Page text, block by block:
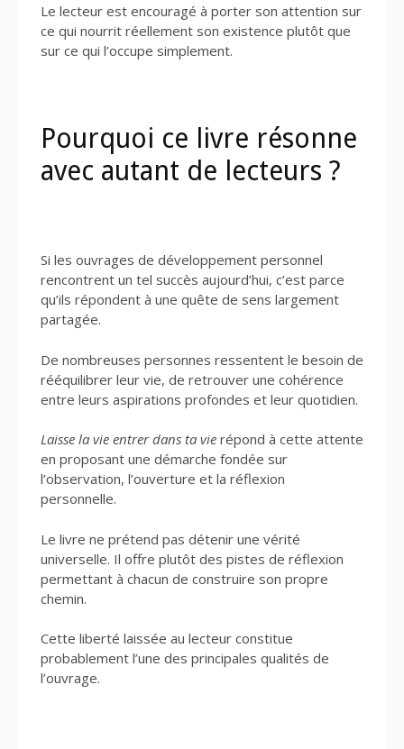
Le lecteur est encouragé à porter son attention sur
ce qui nourrit réellement son existence plutôt que
sur ce qui l’occupe simplement.
Pourquoi ce livre résonne
avec autant de lecteurs ?
Si les ouvrages de développement personnel
rencontrent un tel succès aujourd’hui, c’est parce
qu’ils répondent à une quête de sens largement
partagée.
De nombreuses personnes ressentent le besoin de
rééquilibrer leur vie, de retrouver une cohérence
entre leurs aspirations profondes et leur quotidien.
Laisse la vie entrer dans ta vie répond à cette attente
en proposant une démarche fondée sur
l’observation, l’ouverture et la réflexion
personnelle.
Le livre ne prétend pas détenir une vérité
universelle. Il offre plutôt des pistes de réflexion
permettant à chacun de construire son propre
chemin.
Cette liberté laissée au lecteur constitue
probablement l’une des principales qualités de
l’ouvrage.